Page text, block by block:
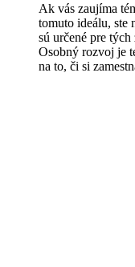
Ak vás zaujíma
tomuto ideálu, ste
sú určené pre
Osobný rozvoj je
na to, či si